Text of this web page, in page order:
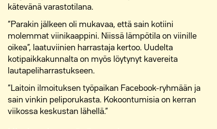
kätevänä varastotilana.
”Parakin jälkeen oli mukavaa, että sain kotiini
molemmat viinikaappini. Niissä lämpötila on viinille
oikea”, laatuviinien harrastaja kertoo. Uudelta
kotipaikkakunnalta on myös löytynyt kavereita
lautapeliharrastukseen.
”Laitoin ilmoituksen työpaikan Facebook-ryhmään ja
sain vinkin peliporukasta. Kokoontumisia on kerran
viikossa keskustan lähellä.”